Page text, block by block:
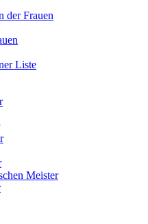
der Frauen
Liste
Meister